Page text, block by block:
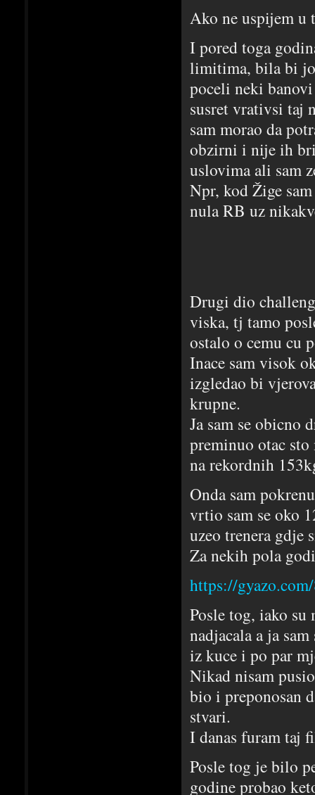
Ako ne uspijem u
I pored toga
limitima, bila bi
poceli neki banovi
susret vrativsi taj
sam morao da
obzirni i nije ih
uslovima ali sam
Npr, kod Žige
nula RB uz
Drugi dio
viska, tj tamo
ostalo o cemu cu
Inace sam visok
izgledao bi
krupne.
Ja sam se obicno
preminuo otac
na rekordnih
Onda sam
vrtio sam se oko
uzeo trenera gdje
Za nekih pola
https://
Posle tog, iako su
nadjacala a ja
iz kuce i po par
Nikad nisam
bio i preponosan
stvari.
I danas furam taj
Posle tog je bilo
godine probao